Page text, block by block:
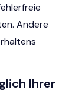
Andere
Ihrer